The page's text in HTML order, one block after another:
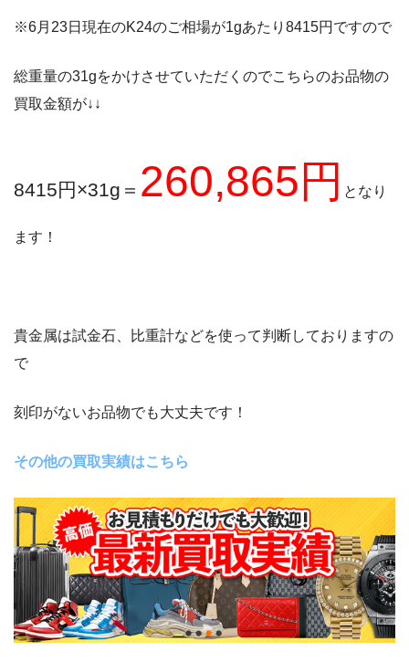
※6月23日現在のK24のご相場が1gあたり8415円ですので
総重量の31gをかけさせていただくのでこちらのお品物の
買取金額が↓↓
8415円×31g＝ 260,865円 となり
ます！
貴金属は試金石、比重計などを使って判断しておりますの
で
刻印がないお品物でも大丈夫です！
その他の買取実績はこちら